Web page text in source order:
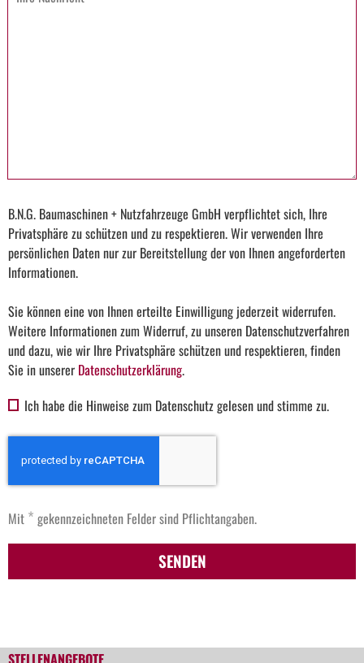
B.N.G. Baumaschinen + Nutzfahrzeuge GmbH verpflichtet sich, Ihre
Privatsphäre zu schützen und zu respektieren. Wir verwenden Ihre
persönlichen Daten nur zur Bereitstellung der von Ihnen angeforderten
Informationen.
Sie können eine von Ihnen erteilte Einwilligung jederzeit widerrufen.
Weitere Informationen zum Widerruf, zu unseren Datenschutzverfahren
und dazu, wie wir Ihre Privatsphäre schützen und respektieren, finden
Sie in unserer Datenschutzerklärung.
Ich habe die Hinweise zum Datenschutz gelesen und stimme zu.
Mit * gekennzeichneten Felder sind Pflichtangaben.
SENDEN